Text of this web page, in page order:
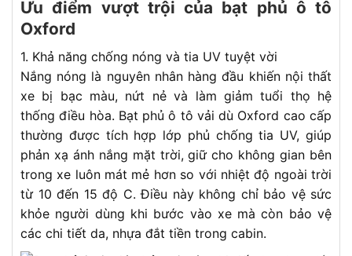
Ưu điểm vượt trội của bạt phủ ô tô
Oxford
1. Khả năng chống nóng và tia UV tuyệt vời
Nắng nóng là nguyên nhân hàng đầu khiến nội thất
xe bị bạc màu, nứt nẻ và làm giảm tuổi thọ hệ
thống điều hòa. Bạt phủ ô tô vải dù Oxford cao cấp
thường được tích hợp lớp phủ chống tia UV, giúp
phản xạ ánh nắng mặt trời, giữ cho không gian bên
trong xe luôn mát mẻ hơn so với nhiệt độ ngoài trời
từ 10 đến 15 độ C. Điều này không chỉ bảo vệ sức
khỏe người dùng khi bước vào xe mà còn bảo vệ
các chi tiết da, nhựa đắt tiền trong cabin.